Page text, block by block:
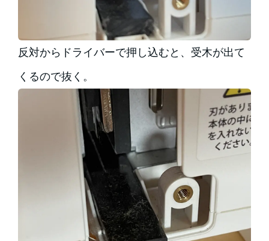
反対からドライバーで押し込むと、受木が出て
くるので抜く。